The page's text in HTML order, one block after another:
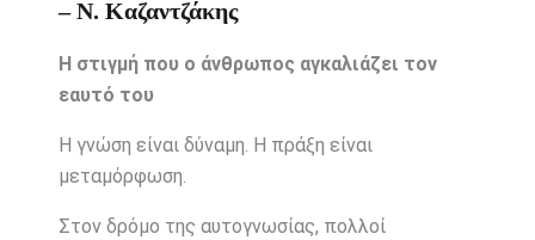
– Ν. Καζαντζάκης
Η στιγμή που ο άνθρωπος αγκαλιάζει τον
εαυτό του
Η γνώση είναι δύναμη. Η πράξη είναι
μεταμόρφωση.
Στον δρόμο της αυτογνωσίας, πολλοί